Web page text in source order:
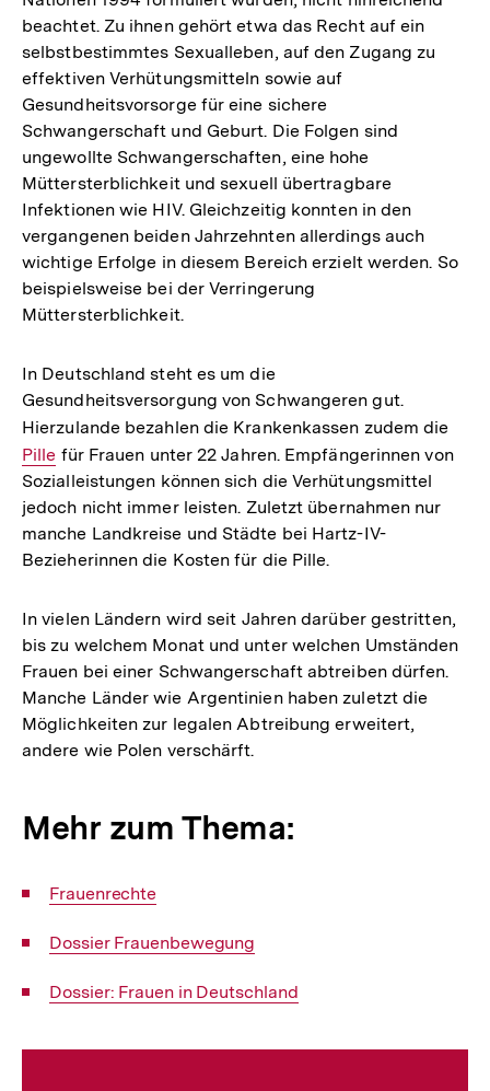
beachtet. Zu ihnen gehört etwa das Recht auf ein
selbstbestimmtes Sexualleben, auf den Zugang zu
effektiven Verhütungsmitteln sowie auf
Gesundheitsvorsorge für eine sichere
Schwangerschaft und Geburt. Die Folgen sind
ungewollte Schwangerschaften, eine hohe
Müttersterblichkeit und sexuell übertragbare
Infektionen wie HIV. Gleichzeitig konnten in den
vergangenen beiden Jahrzehnten allerdings auch
wichtige Erfolge in diesem Bereich erzielt werden. So
beispielsweise bei der Verringerung
Müttersterblichkeit.
In Deutschland steht es um die
Gesundheitsversorgung von Schwangeren gut.
Hierzulande bezahlen die Krankenkassen zudem die
Link:
Pille für Frauen unter 22 Jahren. Empfängerinnen von
Sozialleistungen können sich die Verhütungsmittel
jedoch nicht immer leisten. Zuletzt übernahmen nur
manche Landkreise und Städte bei Hartz-IV-
Bezieherinnen die Kosten für die Pille.
In vielen Ländern wird seit Jahren darüber gestritten,
bis zu welchem Monat und unter welchen Umständen
Frauen bei einer Schwangerschaft abtreiben dürfen.
Manche Länder wie Argentinien haben zuletzt die
Möglichkeiten zur legalen Abtreibung erweitert,
andere wie Polen verschärft.
Mehr zum Thema:
Interner
Frauenrechte
Interner
Dossier Frauenbewegung
Interner
Dossier: Frauen in Deutschland